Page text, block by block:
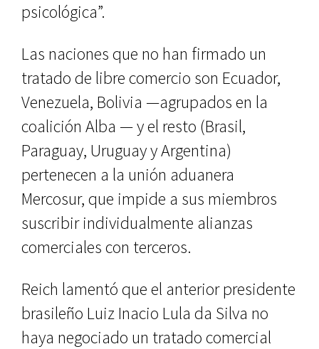
psicológica”.
Las naciones que no han firmado un
tratado de libre comercio son Ecuador,
Venezuela, Bolivia —agrupados en la
coalición Alba — y el resto (Brasil,
Paraguay, Uruguay y Argentina)
pertenecen a la unión aduanera
Mercosur, que impide a sus miembros
suscribir individualmente alianzas
comerciales con terceros.
Reich lamentó que el anterior presidente
brasileño Luiz Inacio Lula da Silva no
haya negociado un tratado comercial